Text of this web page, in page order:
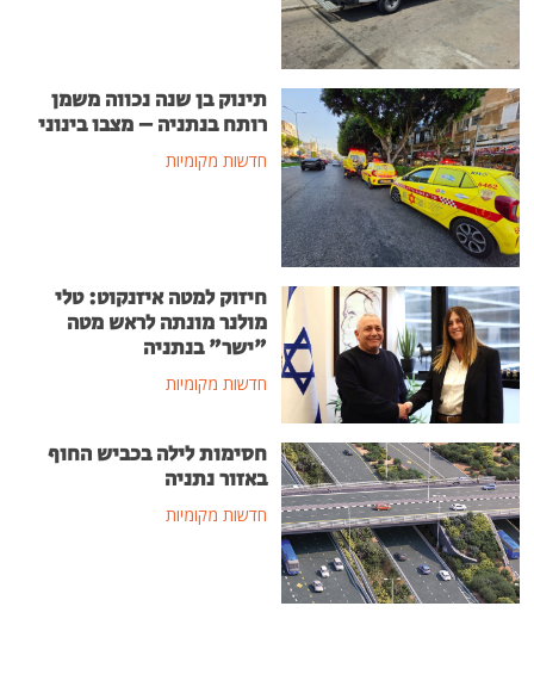
תינוק בן שנה נכווה משמן
רותח בנתניה – מצבו בינוני
חדשות מקומיות
חיזוק למטה איזנקוט: טלי
מולנר מונתה לראש מטה
"ישר" בנתניה
חדשות מקומיות
חסימות לילה בכביש החוף
באזור נתניה
חדשות מקומיות